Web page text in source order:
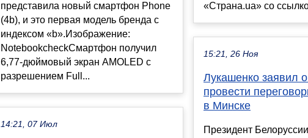
представила новый смартфон Phone
(4b), и это первая модель бренда с
индексом «b».Изображение:
NotebookcheckСмартфон получил
6,77-дюймовый экран AMOLED с
разрешением Full...
14:21, 07 Июл
«Страна.ua» со
15:21, 26 Ноя
Лукашенко заявил о
провести
в Минске
Президент